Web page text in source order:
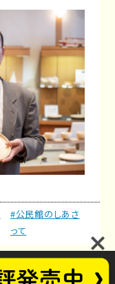
#公民館のしあさ
って
お問い合わせ